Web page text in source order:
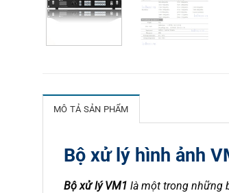
MÔ TẢ SẢN PHẨM
Bộ xử lý hình ảnh
Bộ xử lý VM1 là một trong những